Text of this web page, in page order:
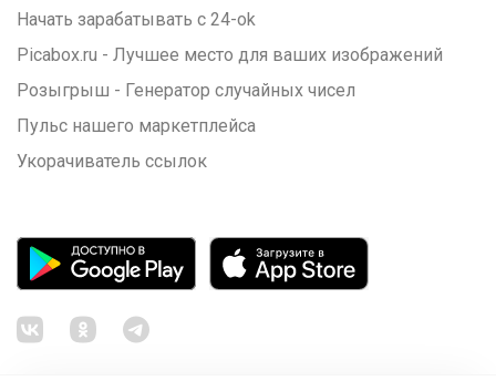
Начать зарабатывать с 24-ok
Picabox.ru - Лучшее место для ваших изображений
Розыгрыш - Генератор случайных чисел
Пульс нашего маркетплейса
Укорачиватель ссылок